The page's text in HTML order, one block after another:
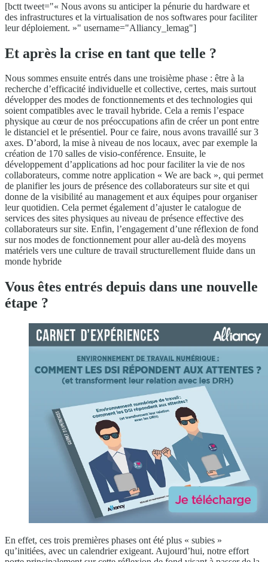
[bctt tweet="« Nous avons su anticiper la pénurie du hardware et
des infrastructures et la virtualisation de nos softwares pour faciliter
leur déploiement. »" username="Alliancy_lemag"]
Et après la crise en tant que telle ?
Nous sommes ensuite entrés dans une troisième phase : être à la
recherche d’efficacité individuelle et collective, certes, mais surtout
développer des modes de fonctionnements et des technologies qui
soient compatibles avec le travail hybride. Cela a remis l’espace
physique au cœur de nos préoccupations afin de créer un pont entre
le distanciel et le présentiel. Pour ce faire, nous avons travaillé sur 3
axes. D’abord, la mise à niveau de nos locaux, avec par exemple la
création de 170 salles de visio-conférence. Ensuite, le
développement d’applications ad hoc pour faciliter la vie de nos
collaborateurs, comme notre application « We are back », qui permet
de planifier les jours de présence des collaborateurs sur site et qui
donne de la visibilité au management et aux équipes pour organiser
leur quotidien. Cela permet également d’ajuster le catalogue de
services des sites physiques au niveau de présence effective des
collaborateurs sur site. Enfin, l’engagement d’une réflexion de fond
sur nos modes de fonctionnement pour aller au-delà des moyens
matériels vers une culture de travail structurellement fluide dans un
monde hybride
Vous êtes entrés depuis dans une nouvelle
étape ?
En effet, ces trois premières phases ont été plus « subies »
qu’initiées, avec un calendrier exigeant. Aujourd’hui, notre effort